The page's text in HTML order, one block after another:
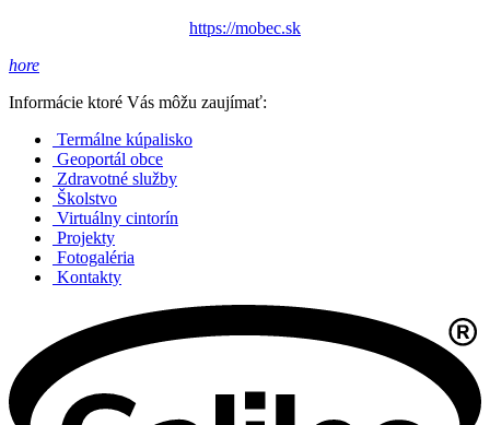
https://mobec.sk
hore
Informácie ktoré Vás môžu zaujímať:
Termálne kúpalisko
Geoportál obce
Zdravotné služby
Školstvo
Virtuálny cintorín
Projekty
Fotogaléria
Kontakty